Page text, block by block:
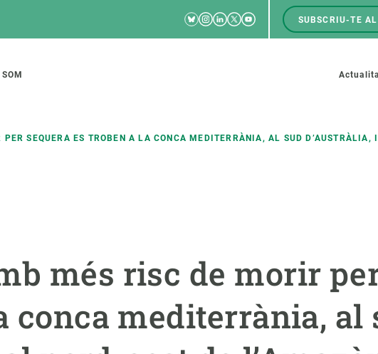
RRSS
Bluesky
Instagram
Linkedin
TwitterYoutube
Menú
SUBSCRIU-TE
SEQUERA ES TROBEN A LA CONCA MEDITERRÀNIA, AL SUD D’AUSTRÀLIA,
més risc de morir
conca mediterrània, al
Innovació
Serveis tècnics
Demana la teva MSCA-PF
Programa de màsters i doctorat
Vine de visitant o sabàtic
Materials